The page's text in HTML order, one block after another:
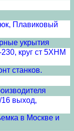
Плавиковый
укрытия
круг ст 5ХНМ
станков.
выход,
в Москве и